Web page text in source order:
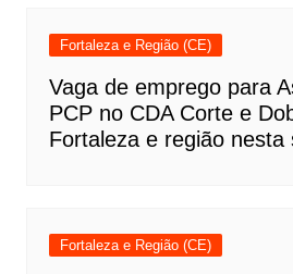
Fortaleza e Região (CE)
Vaga de emprego para
PCP no CDA Corte e
Fortaleza e região nesta
Fortaleza e Região (CE)